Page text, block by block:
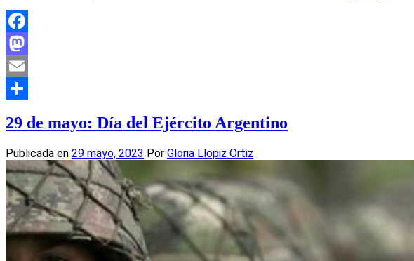
Facebook
Mastodon
Email
29 de mayo: Día del Ejército Argentino
Publicada en 29 mayo, 2023 Por Gloria Llopiz Ortiz